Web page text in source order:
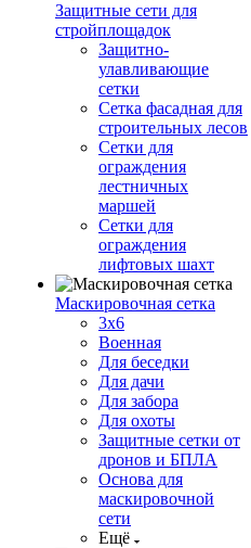
Защитные сети для
стройплощадок
Защитно-
улавливающие
сетки
Сетка фасадная для
строительных лесов
Сетки для
ограждения
лестничных
маршей
Сетки для
ограждения
лифтовых шахт
Маскировочная сетка
3х6
Военная
Для беседки
Для дачи
Для забора
Для охоты
Защитные сетки от
дронов и БПЛА
Основа для
маскировочной
сети
Ещё